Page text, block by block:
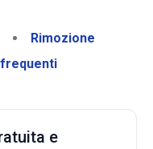
Rimozione
e